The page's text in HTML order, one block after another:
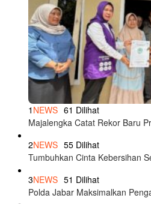
1 NEWS 61 Dilihat
Majalengka Catat Rekor Baru
2NEWS 55 Dilihat
Tumbuhkan Cinta Kebersihan
3NEWS 51 Dilihat
Polda Jabar Maksimalkan